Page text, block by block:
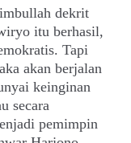
dekrit
itu berhasil,
Tapi
akan berjalan
keinginan
secara
pemimpin